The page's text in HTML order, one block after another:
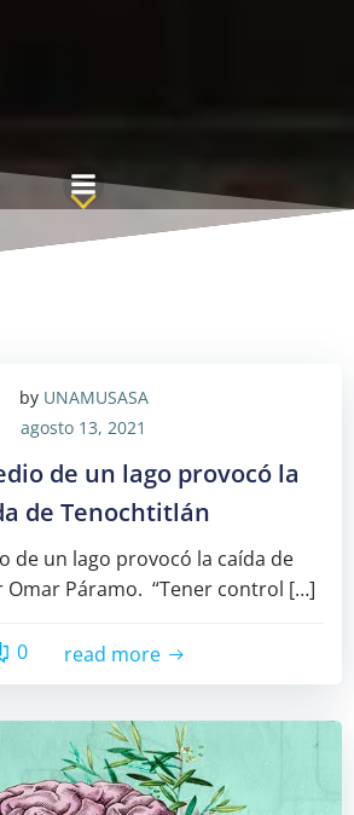
by UNAMUSASA
agosto 13, 2021
de un lago provocó la
de Tenochtitlán
de un lago provocó la caída de
Omar Páramo. “Tener control […]
0 read more